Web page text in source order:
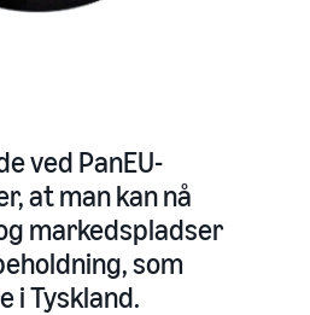
ved PanEU-
at man kan nå
markedspladser
som
i Tyskland.